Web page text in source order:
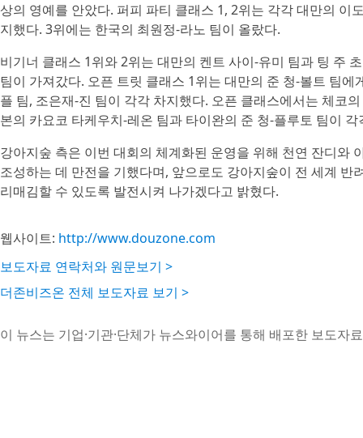
상의 영예를 안았다. 퍼피 파티 클래스 1, 2위는 각각 대만의 이
지했다. 3위에는 한국의 최원정-라노 팀이 올랐다.
비기너 클래스 1위와 2위는 대만의 켄트 사이-유미 팀과 팅 주
팀이 가져갔다. 오픈 트릿 클래스 1위는 대만의 준 청-볼트 팀
플 팀, 조은재-진 팀이 각각 차지했다. 오픈 클래스에서는 체코
본의 카요코 타케우치-레온 팀과 타이완의 준 청-플루토 팀이
강아지숲 측은 이번 대회의 체계화된 운영을 위해 천연 잔디와
조성하는 데 만전을 기했다며, 앞으로도 강아지숲이 전 세계 반
리매김할 수 있도록 발전시켜 나가겠다고 밝혔다.
웹사이트: http://www.douzone.com
보도자료 연락처와 원문보기 >
더존비즈온 전체 보도자료 보기 >
이 뉴스는 기업·기관·단체가 뉴스와이어를 통해 배포한 보도자